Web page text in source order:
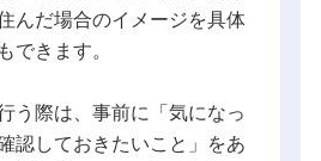
んだ場合のイメージを具体
できます。
う際は、事前に「気になっ
認しておきたいこと」をあ